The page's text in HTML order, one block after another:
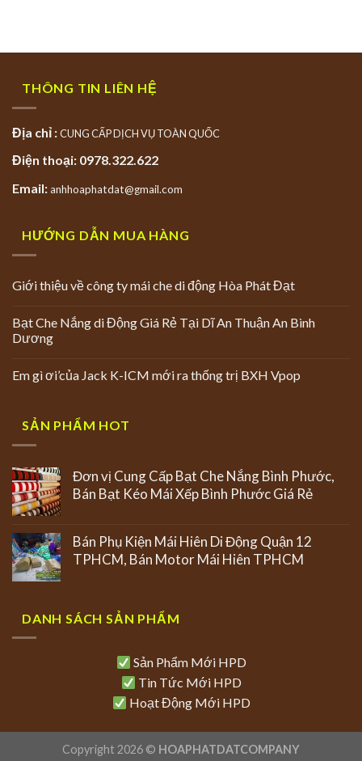
THÔNG TIN LIÊN HỆ
Địa chỉ :CUNG CẤP DỊCH VỤ TOÀN QUỐC
Điện thoại: 0978.322.622
Email:anhhoaphatdat@gmail.com
HƯỚNG DẪN MUA HÀNG
Giới thiệu về công ty mái che di động Hòa Phát Đạt
Bạt Che Nắng di Động Giá Rẻ Tại Dĩ An Thuận An Bình
Dương
Em gì ơi’của Jack K-ICM mới ra thống trị BXH Vpop
SẢN PHẨM HOT
Đơn vị Cung Cấp Bạt Che Nắng Bình Phước,
Bán Bạt Kéo Mái Xếp Bình Phước Giá Rẻ
Bán Phụ Kiện Mái Hiên Di Động Quận 12
TPHCM, Bán Motor Mái Hiên TPHCM
DANH SÁCH SẢN PHẨM
Sản Phẩm Mới HPD
Tin Tức Mới HPD
Hoạt Động Mới HPD
Copyright 2026 © HOAPHATDATCOMPANY